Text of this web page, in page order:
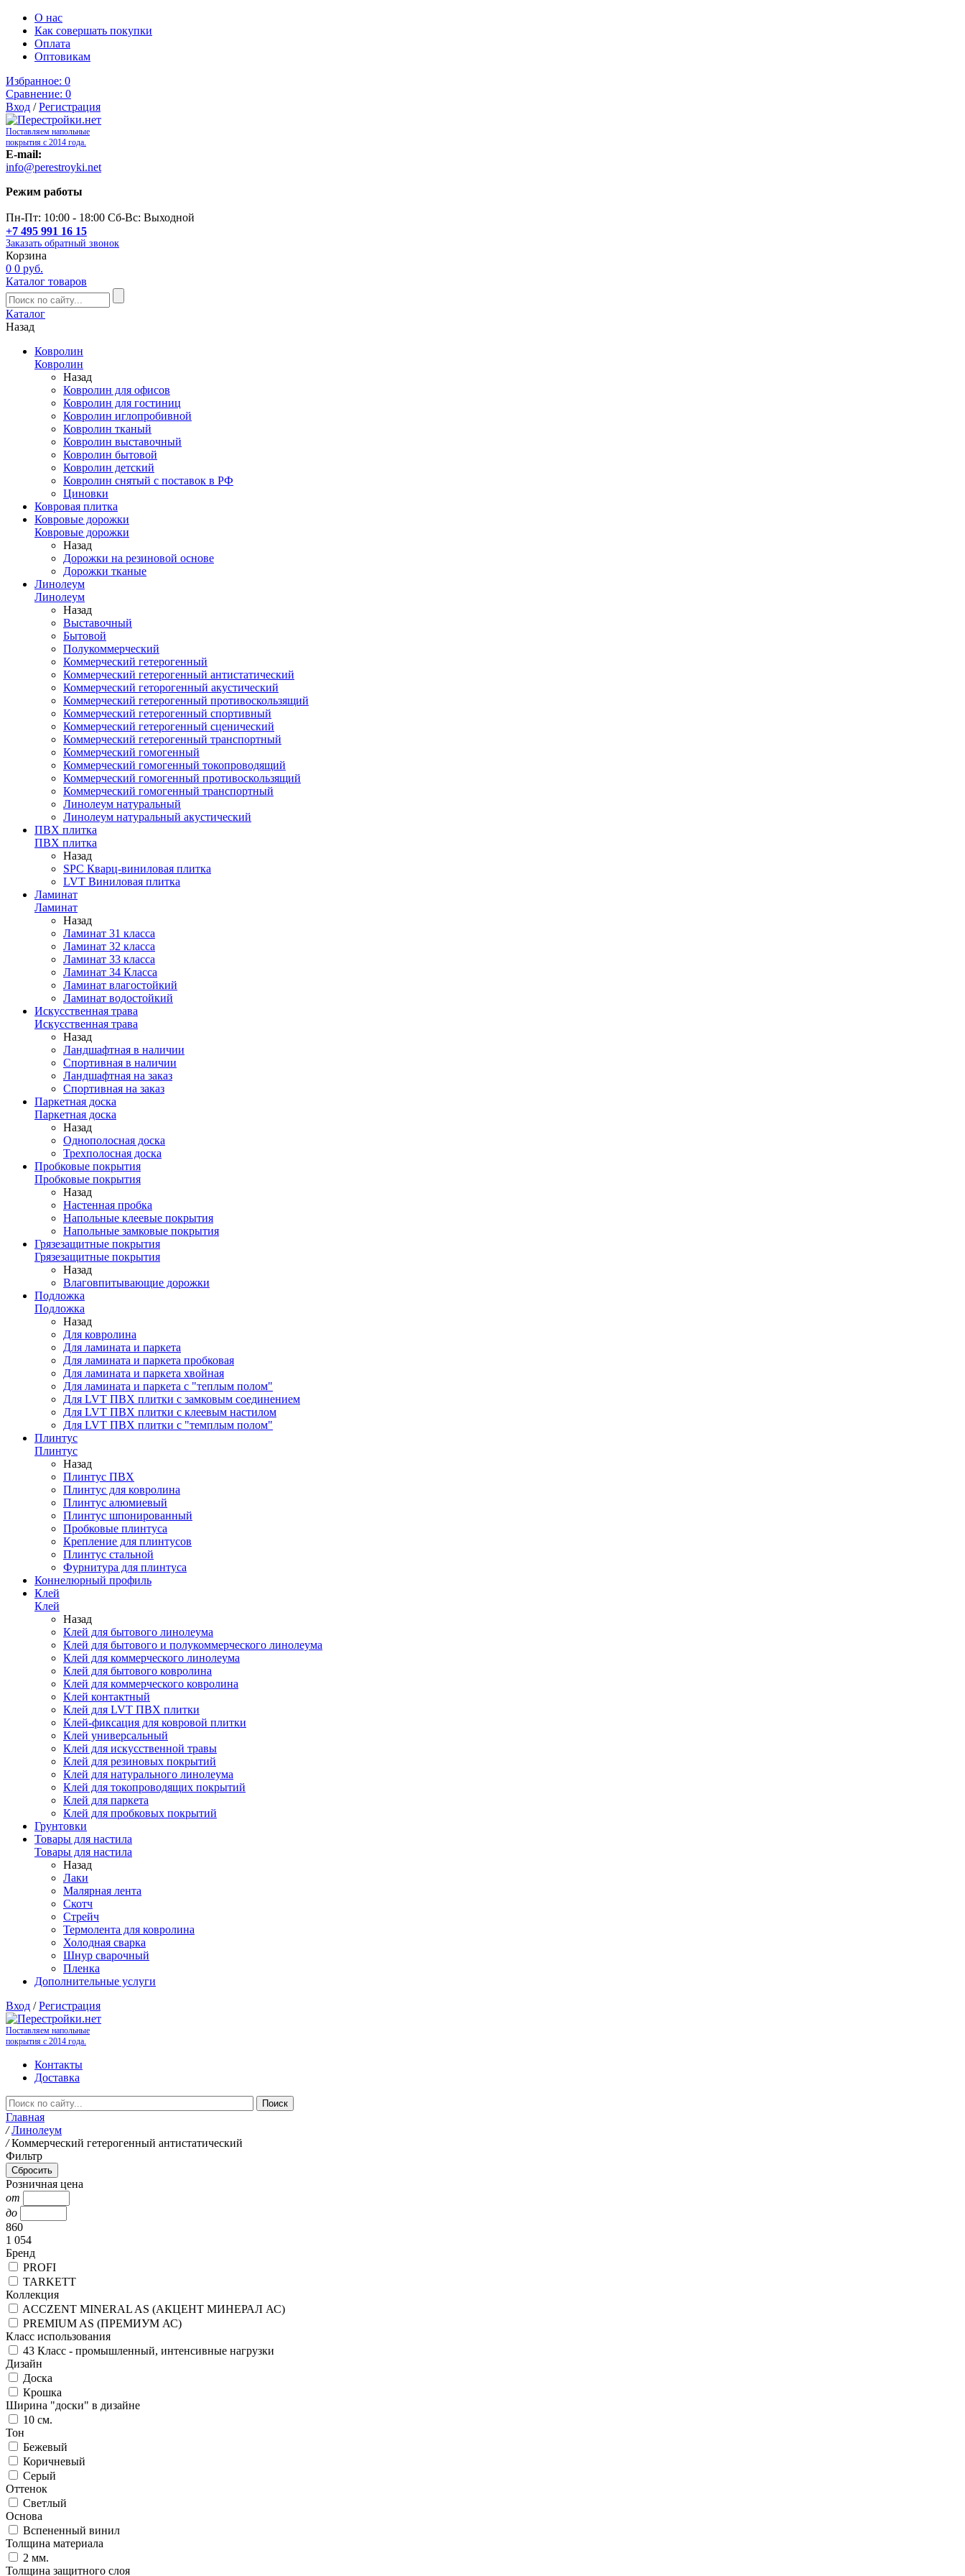
О нас
Как совершать покупки
Оплата
Оптовикам
Избранное: 0
Сравнение: 0
Вход /Регистрация
Поставляем напольные
покрытия с 2014 года.
E-mail:
info@perestroyki.net
Режим работы
Пн-Пт: 10:00 - 18:00 Сб-Вс: Выходной
+7 495 991 16 15
Заказать обратный звонок
Корзина
0 0 руб.
Каталог товаров
Каталог
Назад
Ковролин
Ковролин
Назад
Ковролин для офисов
Ковролин для гостиниц
Ковролин иглопробивной
Ковролин тканый
Ковролин выставочный
Ковролин бытовой
Ковролин детский
Ковролин снятый с поставок в РФ
Циновки
Ковровая плитка
Ковровые дорожки
Ковровые дорожки
Назад
Дорожки на резиновой основе
Дорожки тканые
Линолеум
Линолеум
Назад
Выставочный
Бытовой
Полукоммерческий
Коммерческий гетерогенный
Коммерческий гетерогенный антистатический
Коммерческий геторогенный акустический
Коммерческий гетерогенный противоскользящий
Коммерческий гетерогенный спортивный
Коммерческий гетерогенный сценический
Коммерческий гетерогенный транспортный
Коммерческий гомогенный
Коммерческий гомогенный токопроводящий
Коммерческий гомогенный противоскользящий
Коммерческий гомогенный транспортный
Линолеум натуральный
Линолеум натуральный акустический
ПВХ плитка
ПВХ плитка
Назад
SPC Кварц-виниловая плитка
LVT Виниловая плитка
Ламинат
Ламинат
Назад
Ламинат 31 класса
Ламинат 32 класса
Ламинат 33 класса
Ламинат 34 Класса
Ламинат влагостойкий
Ламинат водостойкий
Искусственная трава
Искусственная трава
Назад
Ландшафтная в наличии
Спортивная в наличии
Ландшафтная на заказ
Спортивная на заказ
Паркетная доска
Паркетная доска
Назад
Однополосная доска
Трехполосная доска
Пробковые покрытия
Пробковые покрытия
Назад
Настенная пробка
Напольные клеевые покрытия
Напольные замковые покрытия
Грязезащитные покрытия
Грязезащитные покрытия
Назад
Влаговпитывающие дорожки
Подложка
Подложка
Назад
Для ковролина
Для ламината и паркета
Для ламината и паркета пробковая
Для ламината и паркета хвойная
Для ламината и паркета с "теплым полом"
Для LVT ПВХ плитки с замковым соединением
Для LVT ПВХ плитки с клеевым настилом
Для LVT ПВХ плитки с "темплым полом"
Плинтус
Плинтус
Назад
Плинтус ПВХ
Плинтус для ковролина
Плинтус алюмиевый
Плинтус шпонированный
Пробковые плинтуса
Крепление для плинтусов
Плинтус стальной
Фурнитура для плинтуса
Коннелюрный профиль
Клей
Клей
Назад
Клей для бытового линолеума
Клей для бытового и полукоммерческого линолеума
Клей для коммерческого линолеума
Клей для бытового ковролина
Клей для коммерческого ковролина
Клей контактный
Клей для LVT ПВХ плитки
Клей-фиксация для ковровой плитки
Клей универсальный
Клей для искусственной травы
Клей для резиновых покрытий
Клей для натурального линолеума
Клей для токопроводящих покрытий
Клей для паркета
Клей для пробковых покрытий
Грунтовки
Товары для настила
Товары для настила
Назад
Лаки
Малярная лента
Скотч
Стрейч
Термолента для ковролина
Холодная сварка
Шнур сварочный
Пленка
Дополнительные услуги
Вход /Регистрация
Поставляем напольные
покрытия с 2014 года.
Контакты
Доставка
Главная
/ Линолеум
/ Коммерческий гетерогенный антистатический
Фильтр
Розничная цена
от
до
860
1 054
Бренд
PROFI
TARKETT
Коллекция
ACCZENT MINERAL AS (АКЦЕНТ МИНЕРАЛ АС)
PREMIUM AS (ПРЕМИУМ АС)
Класс использования
43 Класс - промышленный, интенсивные нагрузки
Дизайн
Доска
Крошка
Ширина "доски" в дизайне
10 см.
Тон
Бежевый
Коричневый
Серый
Оттенок
Светлый
Основа
Вспененный винил
Толщина материала
2 мм.
Толщина защитного слоя